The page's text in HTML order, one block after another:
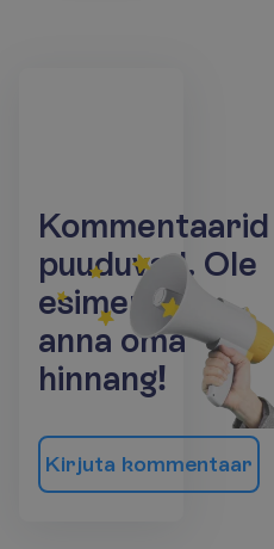
Kommentaarid
puuduvad. Ole
esimen e ja
anna oma
hinnang!
Kirjuta kommentaar